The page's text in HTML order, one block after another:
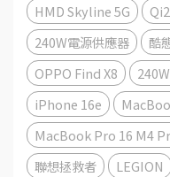
HMD Skyline 5G
240W電源供應器
酷
OPPO Find X8
iPhone 16e
MacBook Pro 16 M4
聯想拯救者
LEGION